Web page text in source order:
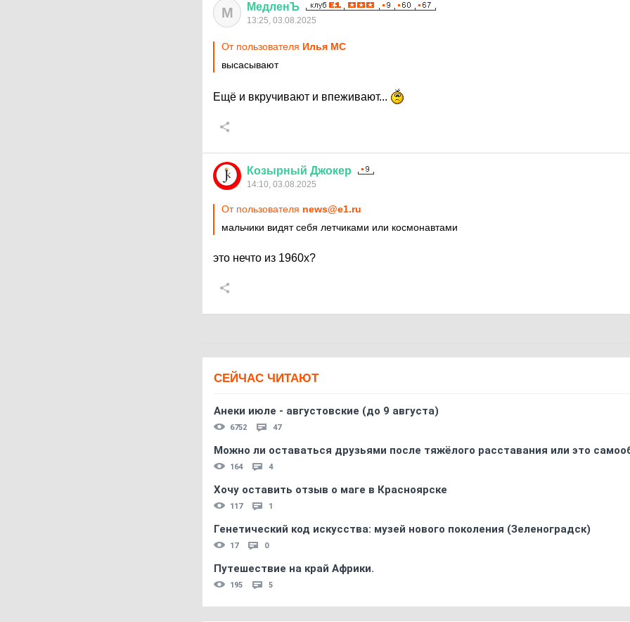
М МедленЪ
13:25, 03.08.2025
От пользователя Илья MC
высасывают
Ещё и вкручивают и впеживают...
Козырный Джокер
14:10, 03.08.2025
От пользователя news@e1.ru
мальчики видят себя летчиками или космонавтами
это нечто из 1960х?
СЕЙЧАС ЧИТАЮТ
Анеки июле - августовские (до 9 августа)
6752 47
Можно ли оставаться друзьями после тяжёлого расставания или это
164 4
Хочу оставить отзыв о маге в Красноярске
117 1
Генетический код искусства: музей нового поколения (Зеленоградск)
17 0
Путешествие на край Африки.
195 5